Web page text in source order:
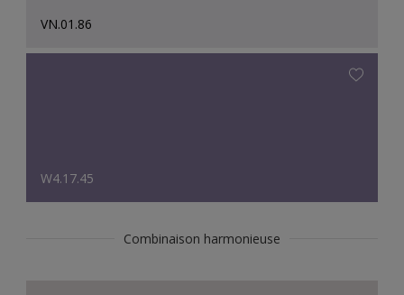
VN.01.86
W4.17.45
Combinaison harmonieuse